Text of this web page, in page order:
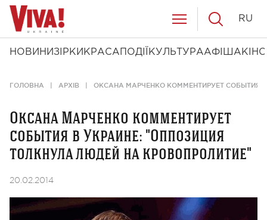
НОВИНИ ЗІРКИ КРАСА ПОДІЇ КУЛЬТУРААФІША КІНО
RU
ГОЛОВНА АРХІВ ОКСАНА МАРЧЕНКО КОММЕНТИРУЕТ СОБЫТИЯ
Оксана Марченко комментирует
события в Украине: "Оппозиция
толкнула людей на кровопролитие"
20.02.2014